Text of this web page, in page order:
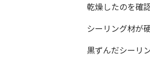
乾燥したのを確
シーリング材が
黒ずんだシーリ